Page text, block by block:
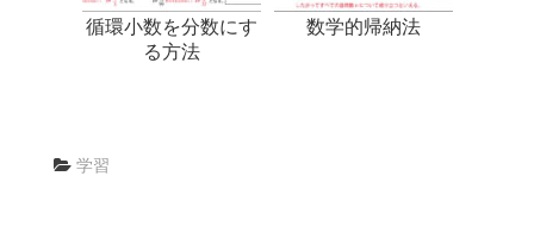
循環小数を分数にす
る方法
数学的帰納法
学習